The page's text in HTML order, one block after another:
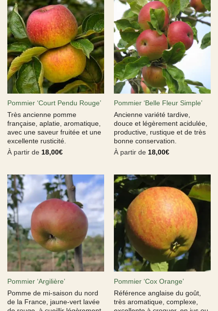
Pommier ‘Court Pendu Rouge’
Très ancienne pomme
française, aplatie, aromatique,
avec une saveur fruitée et une
excellente rusticité.
À partir de 18,00€
Pommier ‘Belle Fleur Simple’
Ancienne variété tardive,
douce et légèrement acidulée,
productive, rustique et de très
bonne conservation.
À partir de 18,00€
Pommier ‘Argilière’
Pomme de mi-saison du nord
de la France, jaune-vert lavée
Pommier ‘Cox Orange’
Référence anglaise du goût,
très aromatique, complexe,